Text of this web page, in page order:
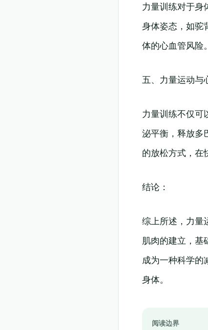
力量训练对于身
身体姿态，如驼
体的心血管风险。
五、力量运动与
力量训练不仅可
泌平衡，释放多
的放松方式，在
结论：
综上所述，力量
肌肉的建立，基
成为一种科学的
身体。
阅读边界